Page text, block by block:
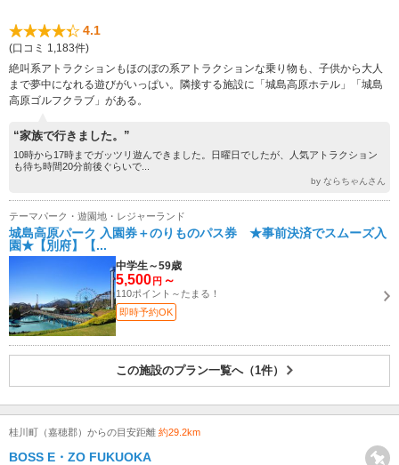
4.1
(口コミ 1,183件)
絶叫系アトラクションもほのぼの系アトラクションな乗り物も、子供から大人
まで夢中になれる遊びがいっぱい。隣接する施設に「城島高原ホテル」「城島
高原ゴルフクラブ」がある。
“家族で行きました。”
10時から17時までガッツリ遊んできました。日曜日でしたが、人気アトラクション
も待ち時間20分前後ぐらいで...
by ならちゃんさん
テーマパーク・遊園地・レジャーランド
城島高原パーク 入園券＋のりものパス券 ★事前決済でスムーズ入
園★【別府】【...
中学生～59歳
5,500 円 ～
110ポイント～たまる！
即時予約OK
この施設のプラン一覧へ（1件）
桂川町（嘉穂郡）からの目安距離 約29.2km
BOSS E・ZO FUKUOKA